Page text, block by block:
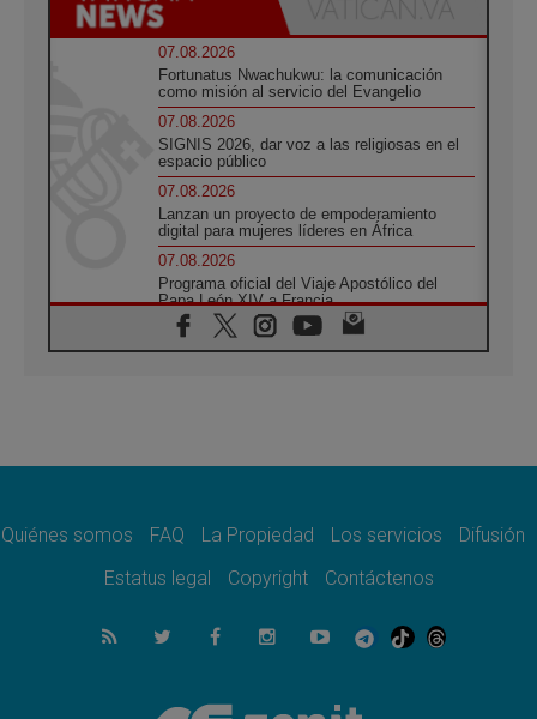
07.08.2026
Fortunatus Nwachukwu: la comunicación
como misión al servicio del Evangelio
07.08.2026
SIGNIS 2026, dar voz a las religiosas en el
espacio público
07.08.2026
Lanzan un proyecto de empoderamiento
digital para mujeres líderes en África
07.08.2026
Programa oficial del Viaje Apostólico del
Papa León XIV a Francia
07.08.2026
Obispos de Ecuador: El bien de las familias
06.08.2026
06.08.2026
minuto
El agradecimiento de los jóvenes al Papa:
«Hoy nos sentimos Iglesia»
Líbano: Reanudan los coloquios en Roma en
Quiénes somos FAQ La Propiedad Los servicios
Difusión
Estatus legal
Copyright Contáctenos